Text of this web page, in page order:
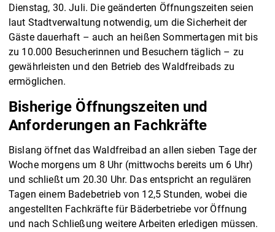
Dienstag, 30. Juli. Die geänderten Öffnungszeiten seien
laut Stadtverwaltung notwendig, um die Sicherheit der
Gäste dauerhaft – auch an heißen Sommertagen mit bis
zu 10.000 Besucherinnen und Besuchern täglich – zu
gewährleisten und den Betrieb des Waldfreibads zu
ermöglichen.
Bisherige Öffnungszeiten und
Anforderungen an Fachkräfte
Bislang öffnet das Waldfreibad an allen sieben Tage der
Woche morgens um 8 Uhr (mittwochs bereits um 6 Uhr)
und schließt um 20.30 Uhr. Das entspricht an regulären
Tagen einem Badebetrieb von 12,5 Stunden, wobei die
angestellten Fachkräfte für Bäderbetriebe vor Öffnung
und nach Schließung weitere Arbeiten erledigen müssen.